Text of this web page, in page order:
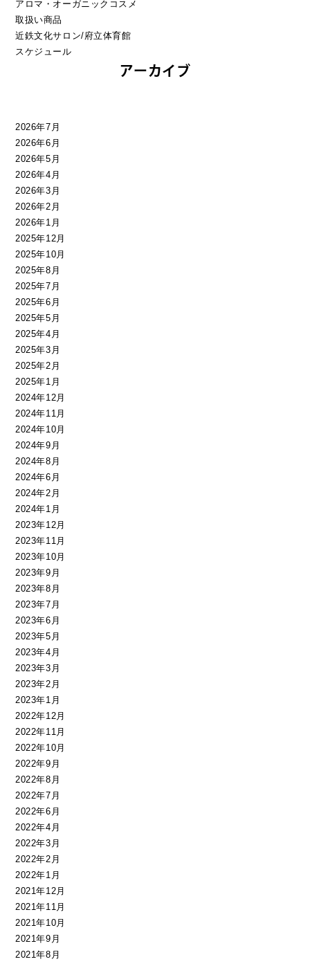
アロマ・オーガニックコスメ
取扱い商品
近鉄文化サロン/府立体育館
スケジュール
アーカイブ
2026年7月
2026年6月
2026年5月
2026年4月
2026年3月
2026年2月
2026年1月
2025年12月
2025年10月
2025年8月
2025年7月
2025年6月
2025年5月
2025年4月
2025年3月
2025年2月
2025年1月
2024年12月
2024年11月
2024年10月
2024年9月
2024年8月
2024年6月
2024年2月
2024年1月
2023年12月
2023年11月
2023年10月
2023年9月
2023年8月
2023年7月
2023年6月
2023年5月
2023年4月
2023年3月
2023年2月
2023年1月
2022年12月
2022年11月
2022年10月
2022年9月
2022年8月
2022年7月
2022年6月
2022年4月
2022年3月
2022年2月
2022年1月
2021年12月
2021年11月
2021年10月
2021年9月
2021年8月